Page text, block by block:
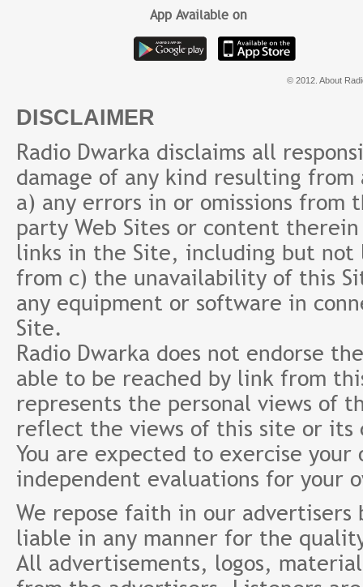
App Available on
© 2012. About
DISCLAIMER
Radio Dwarka disclaims all
damage of any kind resulting
a) any errors in or omissions
party Web Sites or content
links in the Site, including but
from c) the unavailability of this
any equipment or software in
Site.
Radio Dwarka does not endorse
able to be reached by link from
represents the personal views of
reflect the views of this site or its
You are expected to exercise
independent evaluations for your
We repose faith in our
liable in any manner for the
All advertisements, logos,